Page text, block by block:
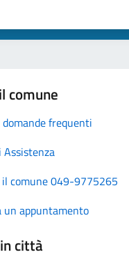
comune
domande frequenti
Assistenza
il comune 049-9775265
un appuntamento
città